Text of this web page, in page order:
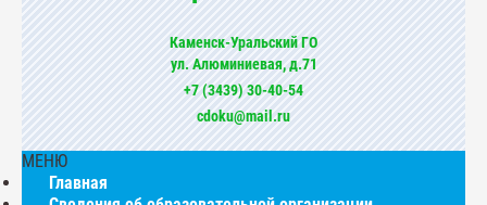
Каменск-Уральский ГО
ул. Алюминиевая, д.71
+7 (3439) 30-40-54
cdoku@mail.ru
МЕНЮ
Главная